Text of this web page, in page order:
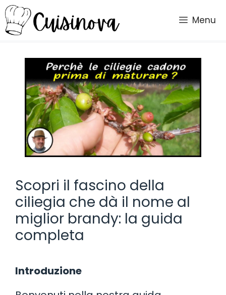
Vai
al
contenuto
Menu
Scopri il fascino della
ciliegia che dà il nome al
miglior brandy: la guida
completa
Introduzione